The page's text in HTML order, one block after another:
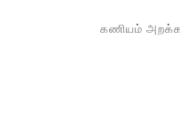
கணியம்